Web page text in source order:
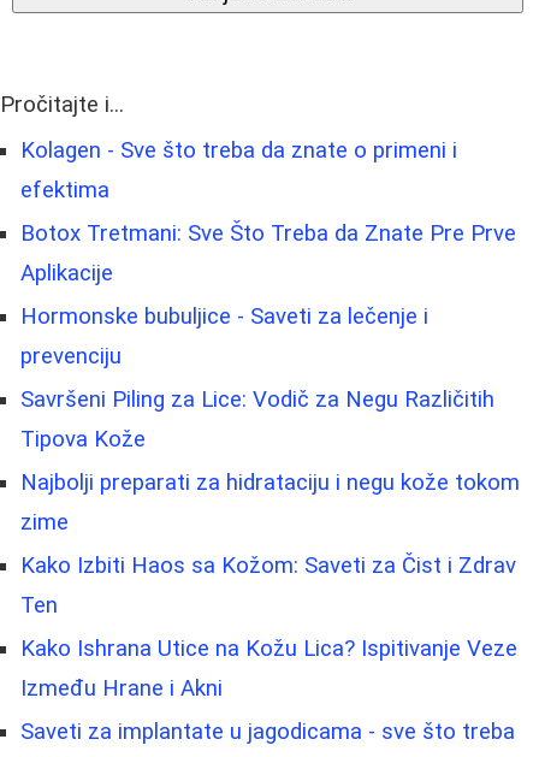
Pročitajte i...
Kolagen - Sve što treba da znate o primeni i
efektima
Botox Tretmani: Sve Što Treba da Znate Pre Prve
Aplikacije
Hormonske bubuljice - Saveti za lečenje i
prevenciju
Savršeni Piling za Lice: Vodič za Negu Različitih
Tipova Kože
Najbolji preparati za hidrataciju i negu kože tokom
zime
Kako Izbiti Haos sa Kožom: Saveti za Čist i Zdrav
Ten
Kako Ishrana Utice na Kožu Lica? Ispitivanje Veze
Između Hrane i Akni
Saveti za implantate u jagodicama - sve što treba